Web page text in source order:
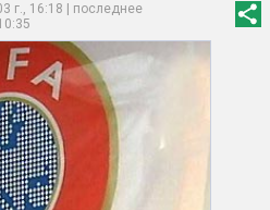
г., 16:18 | последнее